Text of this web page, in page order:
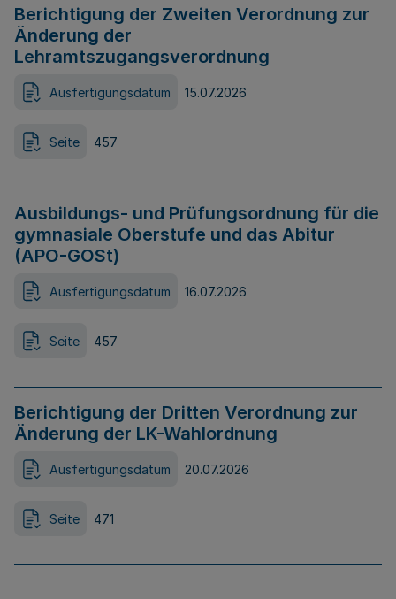
Berichtigung der Zweiten Verordnung zur
Änderung der
Lehramtszugangsverordnung
Ausfertigungsdatum 15.07.2026
Seite 457
Ausbildungs- und Prüfungsordnung für die
gymnasiale Oberstufe und das Abitur
(APO-GOSt)
Ausfertigungsdatum 16.07.2026
Seite 457
Berichtigung der Dritten Verordnung zur
Änderung der LK-Wahlordnung
Ausfertigungsdatum 20.07.2026
Seite 471